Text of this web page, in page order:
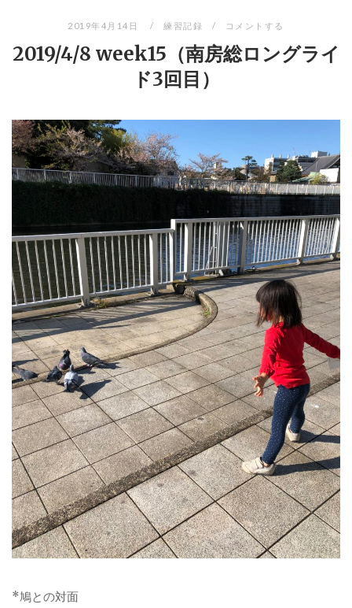
2019年4月14日 練習記録 コメントする
2019/4/8 week15（南房総ロングライ
ド3回目）
*鳩との対面